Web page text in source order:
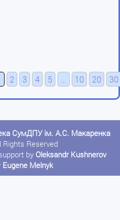
2 3 4 5 ... 10 20 30
СумДПУ ім. А.С. Макаренка
Rights Reserved
by Oleksandr Kushnerov
Eugene Melnyk